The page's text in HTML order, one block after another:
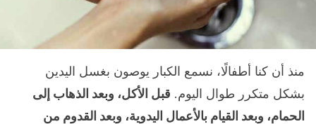
منذ أن كنا أطفالًا، نسمع الكبار يوصون بغسل اليدين
بشكل متكرر طوال اليوم. قبل الأكل، وبعد الذهاب إلى
الحمام، وبعد القيام بالأعمال اليدوية، وبعد القدوم من